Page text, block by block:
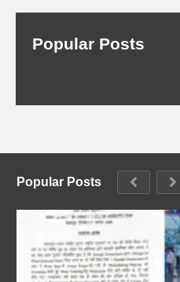
Popular Posts
Popular Posts